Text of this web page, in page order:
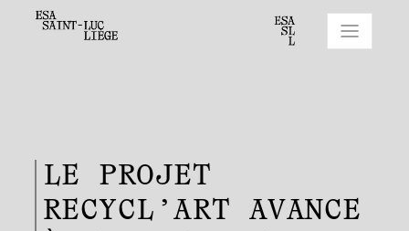
LE PROJET
RECYCL’ART AVANCE